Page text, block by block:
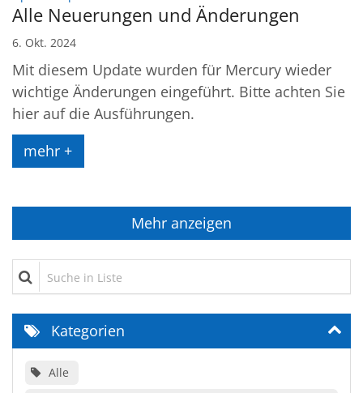
Alle Neuerungen und Änderungen
6. Okt. 2024
Mit diesem Update wurden für Mercury wieder
wichtige Änderungen eingeführt. Bitte achten Sie
hier auf die Ausführungen.
mehr +
Mehr anzeigen
Suche in Liste
Kategorien
Alle